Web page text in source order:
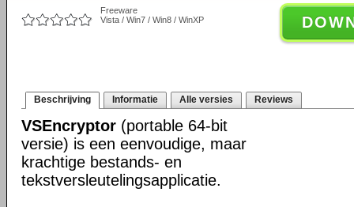
Freeware
Vista / Win7 / Win8 / WinXP
Beschrijving Informatie Alle versies Reviews
VSEncryptor (portable 64-bit
versie) is een eenvoudige, maar
krachtige bestands- en
tekstversleutelingsapplicatie.